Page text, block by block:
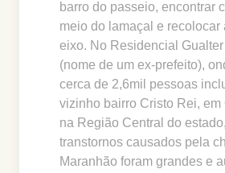
barro do passeio, encontrar
meio do lamaçal e recolocar
eixo. No Residencial
(nome de um ex-prefeito),
cerca de 2,6mil pessoas
vizinho bairro Cristo Rei, em
na Região Central do
transtornos causados pela
Maranhão foram grandes e